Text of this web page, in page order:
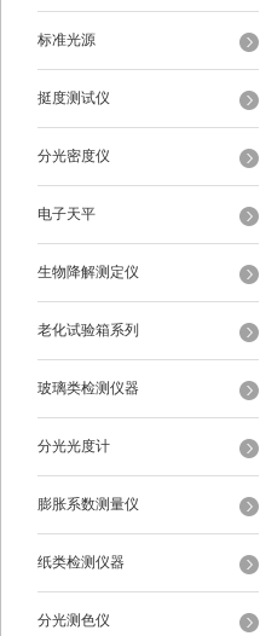
标准光源
挺度测试仪
分光密度仪
电子天平
生物降解测定仪
老化试验箱系列
玻璃类检测仪器
分光光度计
膨胀系数测量仪
纸类检测仪器
分光测色仪